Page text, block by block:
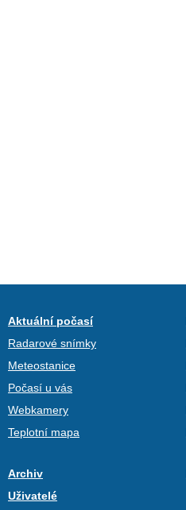
Aktuální počasí
Radarové snímky
Meteostanice
Počasí u vás
Webkamery
Teplotní mapa
Archiv
Uživatelé